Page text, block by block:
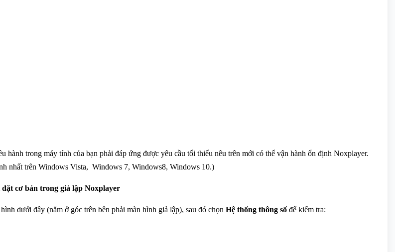
hành trong máy tính của bạn phải đáp ứng được yêu cầu tối thiểu nêu trên mới có thể vận hành ổn định Noxplayer.
nhất trên Windows Vista, Windows 7, Windows8, Windows 10.)
cơ bản trong giả lập Noxplayer
dưới đây (nằm ở góc trên bên phải màn hình giả lập), sau đó chọn Hệ thống thông sốđể kiểm tra: